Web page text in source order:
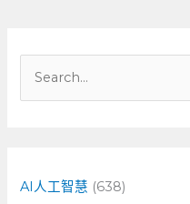
字
AI人工智慧 (638)